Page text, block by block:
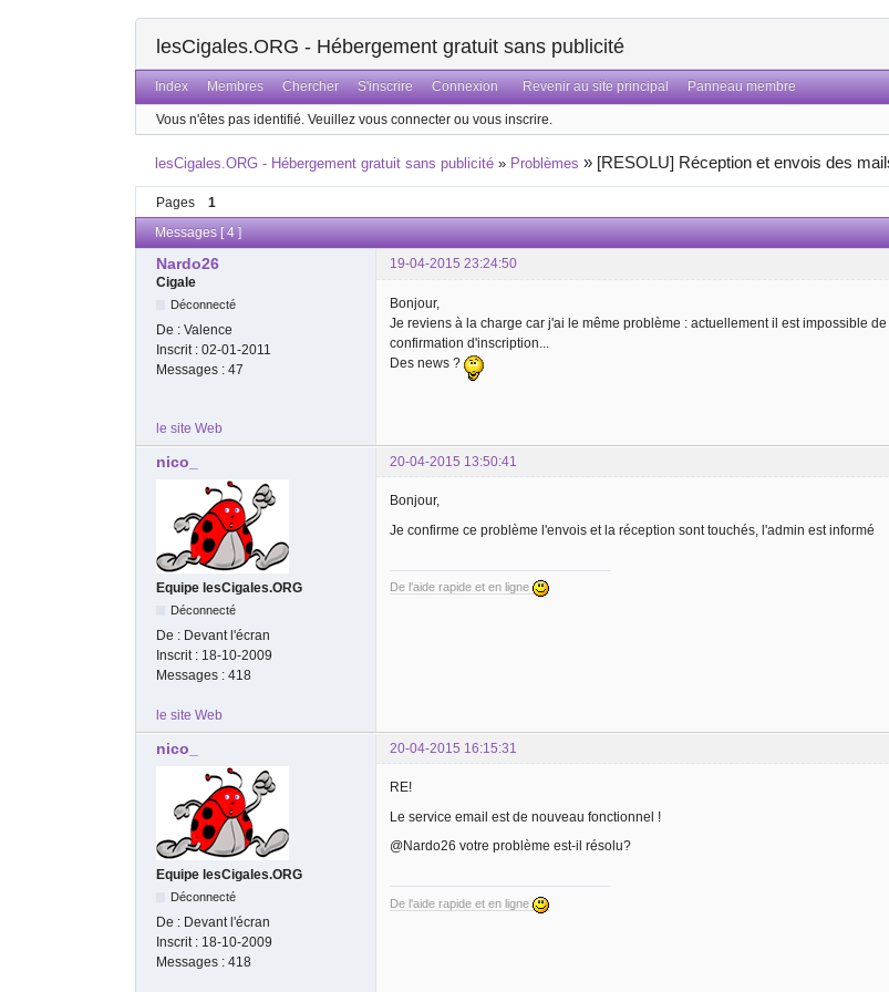
lesCigales.ORG - Hébergement gratuit sans publicité
Index Membres Chercher S'inscrire Connexion Revenir au site principal Panneau membre
Vous n'êtes pas identifié. Veuillez vous connecter ou vous inscrire.
lesCigales.ORG - Hébergement gratuit sans publicité » Problèmes » [RESOLU] Réception et envois des
Pages 1
Messages [ 4 ]
Nardo26
19-04-2015 23:24:50
Cigale
Déconnecté
De : Valence
Inscrit : 02-01-2011
Messages : 47
Bonjour,
Je reviens à la charge car j'ai le même problème : actuellement il est impossible
confirmation d'inscription...
Des news ?
le site Web
nico_ 20-04-2015 13:50:41
Equipe lesCigales.ORG
Déconnecté
De : Devant l'écran
Inscrit : 18-10-2009
Messages : 418
Bonjour,
Je confirme ce problème l'envois et la réception sont touchés, l'admin est informé
De l'aide rapide et en ligne
le site Web
nico_ 20-04-2015 16:15:31
Equipe lesCigales.ORG
Déconnecté
De : Devant l'écran
Inscrit : 18-10-2009
Messages : 418
RE!
Le service email est de nouveau fonctionnel !
@Nardo26 votre problème est-il résolu?
De l'aide rapide et en ligne